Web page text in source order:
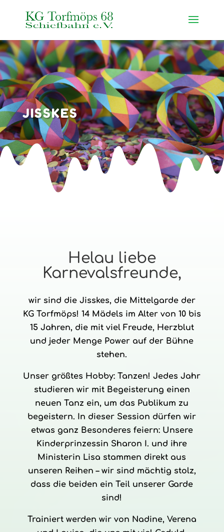
JISSKES
Helau liebe
Karnevalsfreunde,
wir sind die Jisskes, die Mittelgarde der
KG Torfmöps! 14 Mädels im Alter von 10 bis
15 Jahren, die mit viel Freude, Herzblut
und jeder Menge Power auf der Bühne
stehen.
Unser größtes Hobby: Tanzen! Jedes Jahr
studieren wir mit Begeisterung einen
neuen Tanz ein, um das Publikum zu
begeistern. In dieser Session dürfen wir
etwas ganz Besonderes feiern: Unsere
Kinderprinzessin Sharon I. und ihre
Ministerin Lisa stammen direkt aus
unseren Reihen – wir sind mächtig stolz,
dass die beiden ein Teil unserer Garde
sind!
Trainiert werden wir von Nadine, Verena